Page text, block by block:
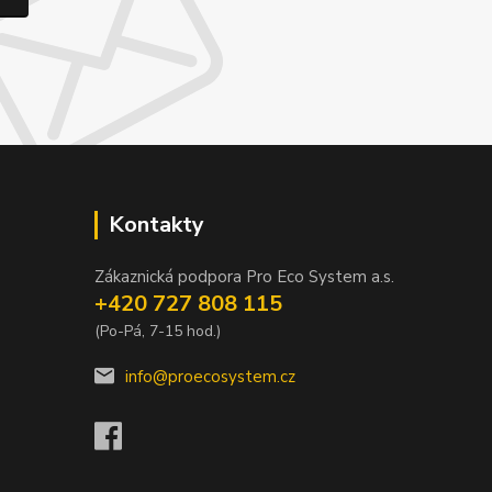
Kontakty
Zákaznická podpora Pro Eco System a.s.
+420 727 808 115
(Po-Pá, 7-15 hod.)
info@proecosystem.cz